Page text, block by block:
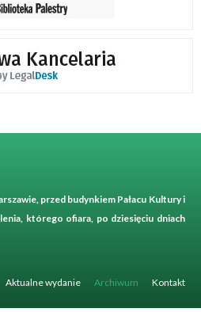
przed budynkiem Pałacu Kultury i
którego ofiara, po dziesięciu dniach
Aktualne wydanie Archiwum Kontakt